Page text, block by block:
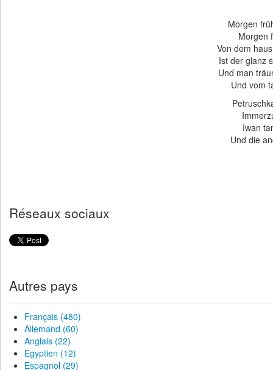
Morgen
Morgen
Von dem
Ist der glanz
Und man
Und vom
Iwan
Und die
Réseaux sociaux
Autres pays
Français (480)
Allemand (60)
Anglais (22)
Egyptien (12)
Espagnol (29)